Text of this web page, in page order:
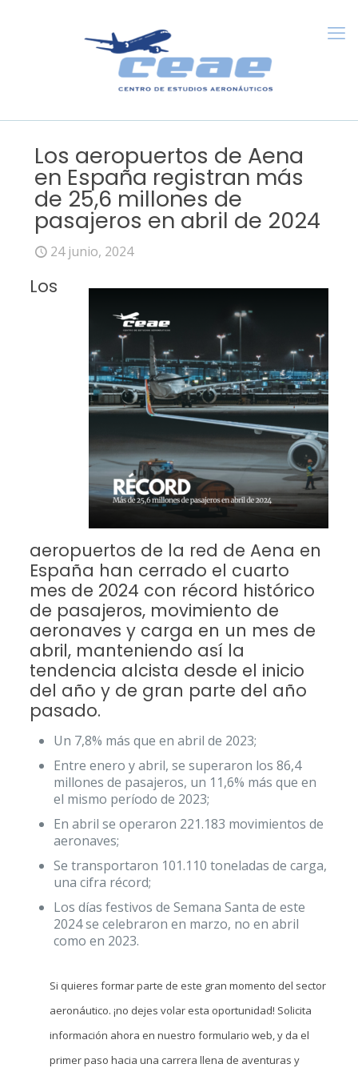
Los aeropuertos de Aena
en España registran más
de 25,6 millones de
pasajeros en abril de 2024
24 junio, 2024
Los
aeropuertos de la red de Aena en
España han cerrado el cuarto
mes de 2024 con récord histórico
de pasajeros, movimiento de
aeronaves y carga en un mes de
abril, manteniendo así la
tendencia alcista desde el inicio
del año y de gran parte del año
pasado.
Un 7,8% más que en abril de 2023;
Entre enero y abril, se superaron los 86,4
millones de pasajeros, un 11,6% más que en
el mismo período de 2023;
En abril se operaron 221.183 movimientos de
aeronaves;
Se transportaron 101.110 toneladas de carga,
una cifra récord;
Los días festivos de Semana Santa de este
2024 se celebraron en marzo, no en abril
como en 2023.
Si quieres formar parte de este gran momento del sector
aeronáutico. ¡no dejes volar esta oportunidad! Solicita
información ahora en nuestro formulario web, y da el
primer paso hacia una carrera llena de aventuras y